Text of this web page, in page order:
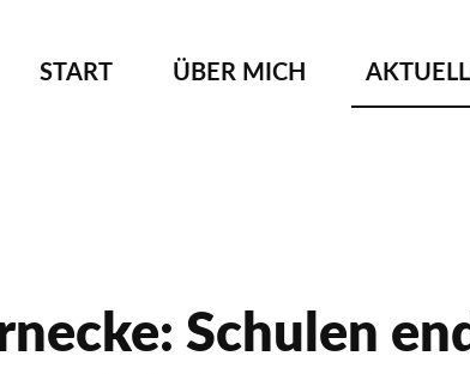
NAVIGATION
START ÜBER MICH
Schulen